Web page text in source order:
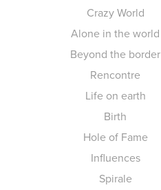
Crazy World
Alone in the world
Beyond the border
Rencontre
Life on earth
Birth
Hole of Fame
Influences
Spirale